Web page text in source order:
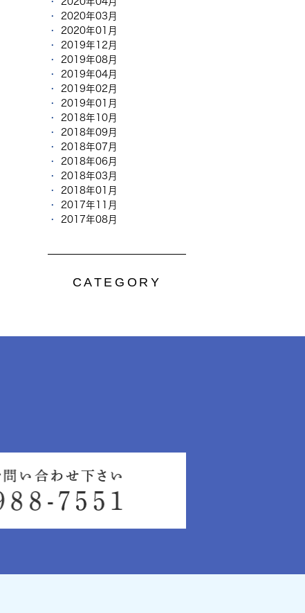
2020年03月
2020年01月
2019年12月
2019年08月
2019年04月
2019年02月
2019年01月
2018年10月
2018年09月
2018年07月
2018年06月
2018年03月
2018年01月
2017年11月
2017年08月
CATEGORY